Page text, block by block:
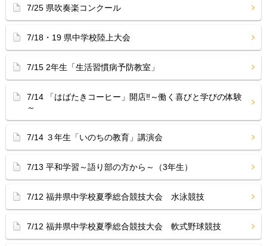
7/25 県吹奏楽コンクール
7/18・19 県中学校陸上大会
7/15 2年生「生活習慣病予防教室」
7/14 「はばたきコーヒー」開店‼︎～働く喜びと学びの体験
～
7/14 ３年生「いのちの教育」講演会
7/13 平和学習～語り部の方から～（3年生）
7/12 福井県中学校夏季総合競技大会 水泳競技
7/12 福井県中学校夏季総合競技大会 軟式野球競技